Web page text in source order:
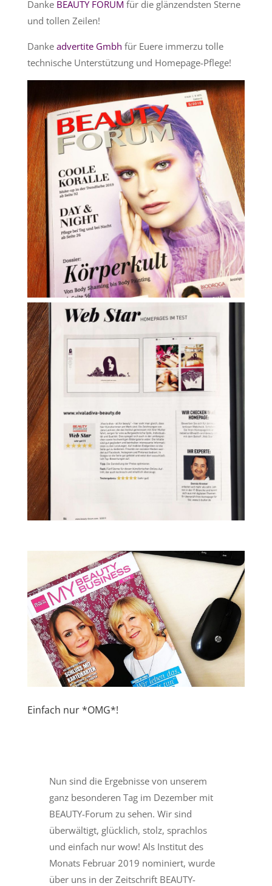
Danke BEAUTY FORUM für die glänzendsten Sterne
und tollen Zeilen!
Danke advertite Gmbh für Euere immerzu tolle
technische Unterstützung und Homepage-Pflege!
Einfach nur *OMG*!
Nun sind die Ergebnisse von unserem
ganz besonderen Tag im Dezember mit
BEAUTY-Forum zu sehen. Wir sind
überwältigt, glücklich, stolz, sprachlos
und einfach nur wow! Als Institut des
Monats Februar 2019 nominiert, wurde
über uns in der Zeitschrift BEAUTY-